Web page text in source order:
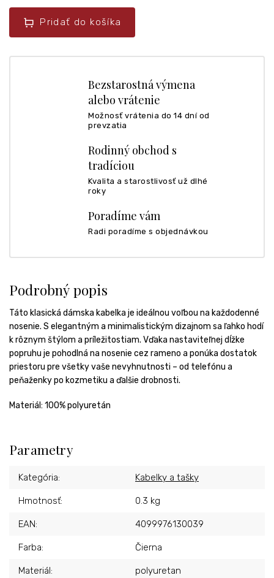
Pridať do košíka
Bezstarostná výmena
alebo vrátenie
Možnosť vrátenia do 14 dní od
prevzatia
Rodinný obchod s
tradíciou
Kvalita a starostlivosť už dlhé
roky
Poradíme vám
Radi poradíme s objednávkou
Podrobný popis
Táto klasická dámska kabelka je ideálnou voľbou na každodenné
nosenie. S elegantným a minimalistickým dizajnom sa ľahko hodí
k rôznym štýlom a príležitostiam. Vďaka nastaviteľnej dĺžke
popruhu je pohodlná na nosenie cez rameno a ponúka dostatok
priestoru pre všetky vaše nevyhnutnosti – od telefónu a
peňaženky po kozmetiku a ďalšie drobnosti.
Materiál: 100% polyuretán
Parametry
Kategória: Kabelky a tašky
Hmotnosť: 0.3 kg
EAN: 4099976130039
Farba: Čierna
Materiál: polyuretan